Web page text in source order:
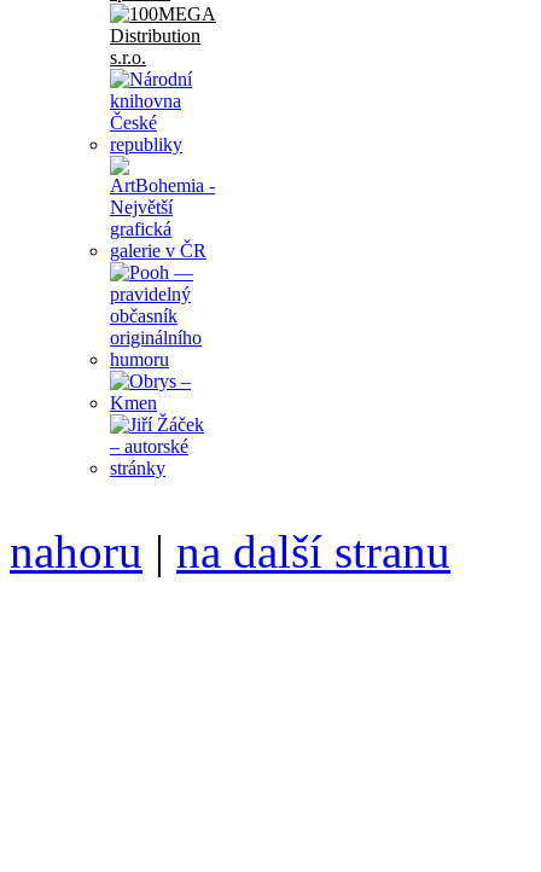
nahoru | na další stranu